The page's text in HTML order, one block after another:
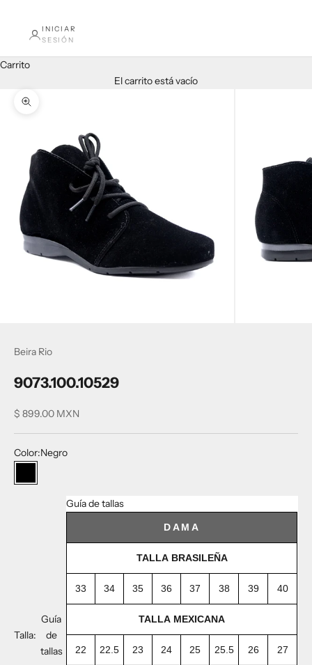
INICIAR
SESIÓN
Carrito
El carrito está vacío
Zoom
Beira Rio
9073.100.10529
Precio de oferta
$ 899.00 MXN
Color:Negro
Negro
Talla:
Guía
de
tallas
Guía de tallas
DAMA
TALLA BRASILEÑA
33 34 35 36 37 38 39 40
TALLA MEXICANA
22 22.5 23 24 25 25.5 26 27